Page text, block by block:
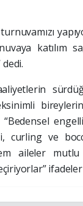
katılım
“Bedensel
curling ve
aileler